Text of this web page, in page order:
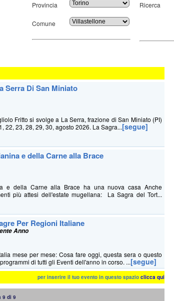
Provincia
Comune
Ricerca
Serra Di San Miniato
Fritto si svolge a La Serra, frazione di San Miniato (PI)
22, 23, 28, 29, 30, agosto 2026. La Sagra...[segue]
e della Carne alla Brace
e della Carne alla Brace ha una nuova casa Anche
più attesi dell'estate mugellana: La Sagra del Tort...
Per Regioni Italiane
Anno
mese per mese: Cosa fare oggi, questa sera o questo
di tutti gli Eventi dell'anno in corso. ...[segue]
per inserire il tuo evento in questo spazio clicca qui
9 di 9